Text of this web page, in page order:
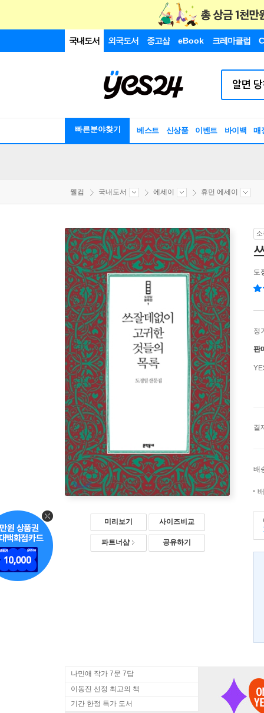
국내도서 외국도서 중고샵 eBook 크레마클럽
빠른분야찾기 베스트 신상품 이벤트 바이백 매
웰컴 국내도서 에세이 휴먼 에세이
미리보기 사이즈비교
파트너샵 공유하기
도
정
판
결
배
나민애 작가 7문 7답
이동진 선정 최고의 책
기간 한정 특가 도서